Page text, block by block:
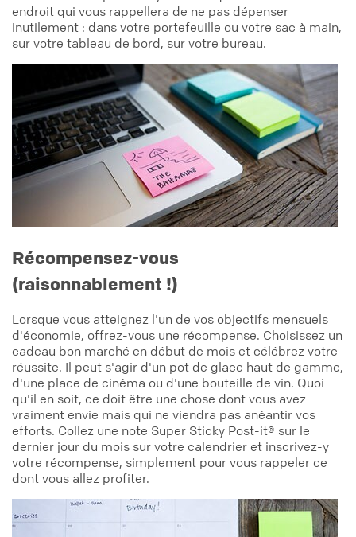
endroit qui vous rappellera de ne pas dépenser
inutilement : dans votre portefeuille ou votre sac à main,
sur votre tableau de bord, sur votre bureau.
Récompensez-vous
(raisonnablement !)
Lorsque vous atteignez l'un de vos objectifs mensuels
d'économie, offrez-vous une récompense. Choisissez un
cadeau bon marché en début de mois et célébrez votre
réussite. Il peut s'agir d'un pot de glace haut de gamme,
d'une place de cinéma ou d'une bouteille de vin. Quoi
qu'il en soit, ce doit être une chose dont vous avez
vraiment envie mais qui ne viendra pas anéantir vos
efforts. Collez une note Super Sticky Post-it® sur le
dernier jour du mois sur votre calendrier et inscrivez-y
votre récompense, simplement pour vous rappeler ce
dont vous allez profiter.